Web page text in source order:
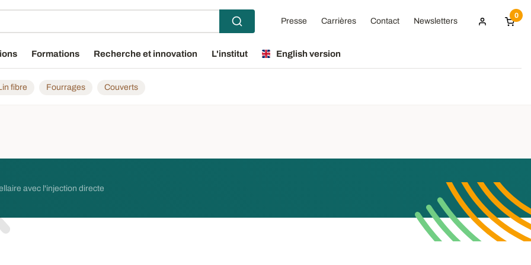
Presse Carrières Contact Newsletters
0
Formations Recherche et innovation L'institut English version
fibre Fourrages Couverts
avec l'injection directe